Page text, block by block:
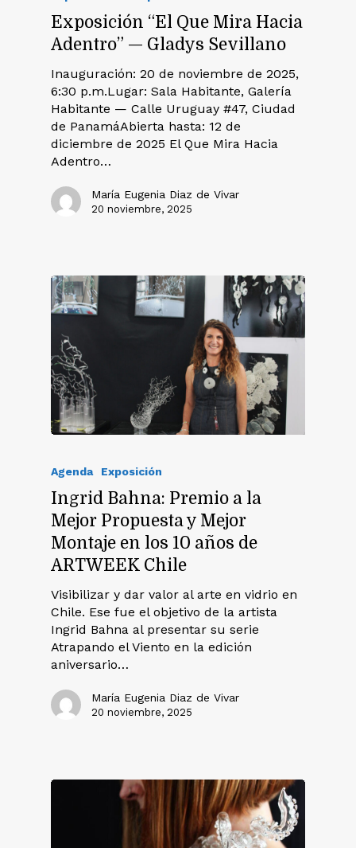
Exposición “El Que Mira Hacia
Adentro” — Gladys Sevillano
Inauguración: 20 de noviembre de 2025,
6:30 p.m.Lugar: Sala Habitante, Galería
Habitante — Calle Uruguay #47, Ciudad
de PanamáAbierta hasta: 12 de
diciembre de 2025 El Que Mira Hacia
Adentro…
María Eugenia Diaz de Vivar
20 noviembre, 2025
Agenda Exposición
Ingrid Bahna: Premio a la
Mejor Propuesta y Mejor
Montaje en los 10 años de
ARTWEEK Chile
Visibilizar y dar valor al arte en vidrio en
Chile. Ese fue el objetivo de la artista
Ingrid Bahna al presentar su serie
Atrapando el Viento en la edición
aniversario…
María Eugenia Diaz de Vivar
20 noviembre, 2025